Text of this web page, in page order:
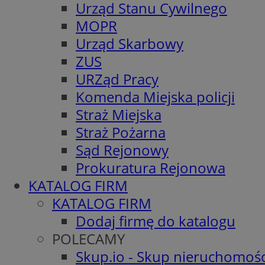
Urząd Stanu Cywilnego
MOPR
Urząd Skarbowy
ZUS
URZąd Pracy
Komenda Miejska policji
Straż Miejska
Straż Pożarna
Sąd Rejonowy
Prokuratura Rejonowa
KATALOG FIRM
KATALOG FIRM
Dodaj firmę do katalogu
POLECAMY
Skup.io - Skup